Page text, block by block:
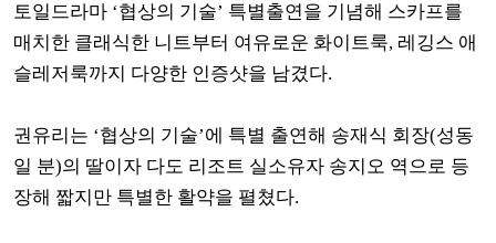
토일드라마 ‘협상의 기술’ 특별출연을 기념해 스카프를
매치한 클래식한 니트부터 여유로운 화이트룩, 레깅스 애
슬레저룩까지 다양한 인증샷을 남겼다.
권유리는 ‘협상의 기술’에 특별 출연해 송재식 회장(성동
일 분)의 딸이자 다도 리조트 실소유자 송지오 역으로 등
장해 짧지만 특별한 활약을 펼쳤다.